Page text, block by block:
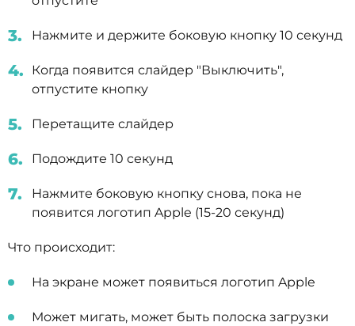
Нажмите и держите боковую кнопку 10 секунд
Когда появится слайдер "Выключить",
отпустите кнопку
Перетащите слайдер
Подождите 10 секунд
Нажмите боковую кнопку снова, пока не
появится логотип Apple (15-20 секунд)
Что происходит:
На экране может появиться логотип Apple
Может мигать, может быть полоска загрузки